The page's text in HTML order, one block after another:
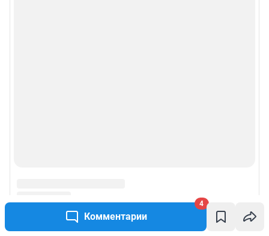
Комментарии
4